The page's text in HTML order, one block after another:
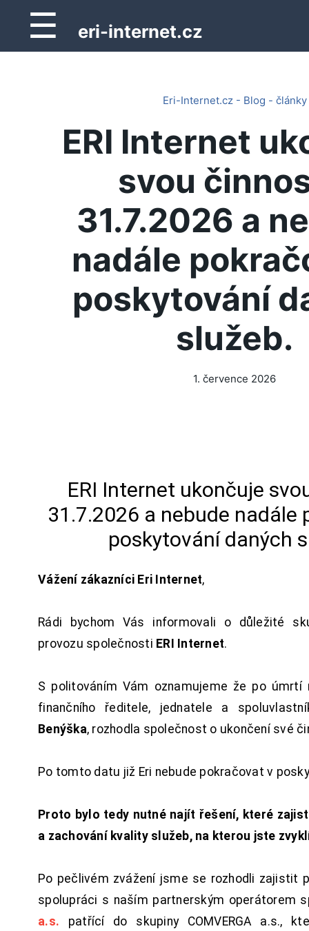
☰ eri-internet.cz
Eri-Internet.cz - Blog - články
ERI Internet
svou
31.7.2026 a
nadále
poskytování
služeb.
1. července 2026
ERI Internet ukončuje
31.7.2026 a nebude nadále
poskytování daných
Vážení zákazníci Eri Internet,
Rádi bychom Vás informovali o důležité
provozu společnosti ERI Internet.
S politováním Vám oznamujeme že po úmrtí
finančního ředitele, jednatele a
Benýška, rozhodla společnost o ukončení své
Po tomto datu již Eri nebude pokračovat v
Proto bylo tedy nutné najít řešení, které
a zachování kvality služeb, na kterou jste
Po pečlivém zvážení jsme se rozhodli zajistit
spolupráci s naším partnerským operátorem
a.s. patřící do skupiny COMVERGA a.s.,